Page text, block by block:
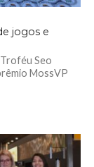
jogos e
Seo
MossVP